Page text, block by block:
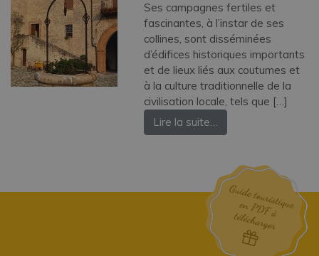
Ses campagnes fertiles et
fascinantes, à l’instar de ses
collines, sont disséminées
d’édifices historiques importants
et de lieux liés aux coutumes et
à la culture traditionnelle de la
civilisation locale, tels que […]
Lire la suite…